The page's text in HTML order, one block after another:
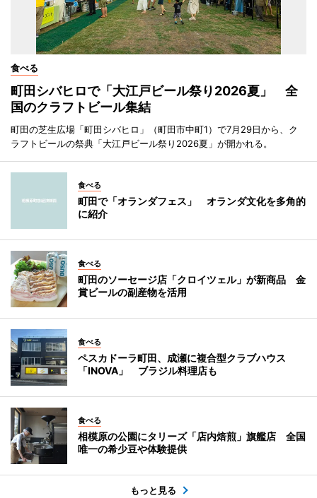
食べる
町田シバヒロで「大江戸ビール祭り2026夏」 全
国のクラフトビール集結
町田の芝生広場「町田シバヒロ」（町田市中町1）で7月29日から、ク
ラフトビールの祭典「大江戸ビール祭り2026夏」が開かれる。
食べる
町田で「オランダフェス」 オランダ文化を多角的
に紹介
食べる
町田のソーセージ店「クロイツェル」が新商品 金
賞ビールの副産物を活用
食べる
ペスカドーラ町田、成瀬に複合型クラブハウス
「INOVA」 ブラジル料理店も
食べる
相模原の公園にタリーズ「店内焙煎」旗艦店 全国
唯一の希少豆や体験提供
もっと見る